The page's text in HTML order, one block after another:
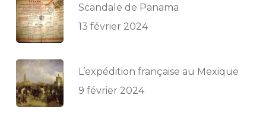
Scandale de Panama
13 février 2024
L’expédition française au Mexique
9 février 2024